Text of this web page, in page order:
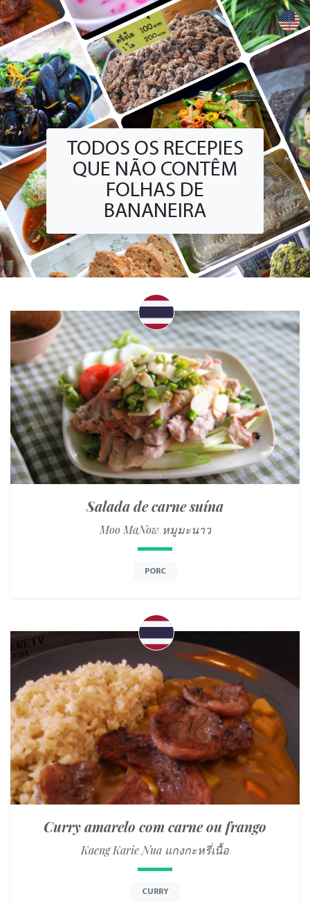
TODOS OS RECEPIES
QUE NÃO CONTÊM
FOLHAS DE
BANANEIRA
Salada de carne suína
Moo MaNow หมูมะนาว
PORC
Curry amarelo com carne ou frango
Kaeng Karie Nua แกงกะหรี่เนื้อ
CURRY
+